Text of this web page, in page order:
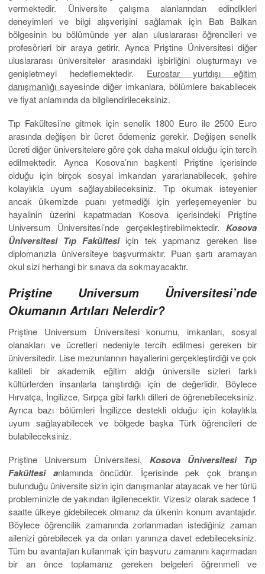
vermektedir. Üniversite çalışma alanlarından edindikleri
deneyimleri ve bilgi alışverişini sağlamak için Batı Balkan
bölgesinin bu bölümünde yer alan uluslararası öğrencileri ve
profesörleri bir araya getirir. Ayrıca Priştine Üniversitesi diğer
uluslararası üniversiteler arasındaki işbirliğini oluşturmayı ve
genişletmeyi hedeflemektedir. Eurostar yurtdışı eğitim
danışmanlığı sayesinde diğer imkanlara, bölümlere bakabilecek
ve fiyat anlamında da bilgilendirileceksiniz.
Tıp Fakültesi’ne gitmek için senelik 1800 Euro ile 2500 Euro
arasında değişen bir ücret ödemeniz gerekir. Değişen senelik
ücreti diğer üniversitelere göre çok daha makul olduğu için tercih
edilmektedir. Ayrıca Kosova’nın başkenti Priştine içerisinde
olduğu için birçok sosyal imkandan yararlanabilecek, şehire
kolaylıkla uyum sağlayabileceksiniz. Tıp okumak isteyenler
ancak ülkemizde puanı yetmediği için yerleşemeyenler bu
hayalinin üzerini kapatmadan Kosova içerisindeki Priştine
Universum Üniversitesi’nde gerçekleştirebilmektedir. Kosova
Üniversitesi Tıp Fakültesi için tek yapmanız gereken lise
diplomanızla üniversiteye başvurmaktır. Puan şartı aramayan
okul sizi herhangi bir sınava da sokmayacaktır.
Priştine Universum Üniversitesi’nde
Okumanın Artıları Nelerdir?
Priştine Universum Üniversitesi konumu, imkanları, sosyal
olanakları ve ücretleri nedeniyle tercih edilmesi gereken bir
üniversitedir. Lise mezunlarının hayallerini gerçekleştirdiği ve çok
kaliteli bir akademik eğitim aldığı üniversite sizleri farklı
kültürlerden insanlarla tanıştırdığı için de değerlidir. Böylece
Hırvatça, İngilizce, Sırpça gibi farklı dilleri de öğrenebileceksiniz.
Ayrıca bazı bölümleri İngilizce destekli olduğu için kolaylıkla
uyum sağlayabilecek ve bölgede başka Türk öğrencileri de
bulabileceksiniz.
Priştine Universum Üniversitesi, Kosova Üniversitesi Tıp
Fakültesi anlamında öncüdür. İçerisinde pek çok branşın
bulunduğu üniversite sizin için danışmanlar atayacak ve her türlü
probleminizle de yakından ilgilenecektir. Vizesiz olarak sadece 1
saatte ülkeye gidebilecek olmanız da ülkenin konum avantajıdır.
Böylece öğrencilik zamanında zorlanmadan istediğiniz zaman
ailenizi görebilecek ya da onları yanınıza davet edebileceksiniz.
Tüm bu avantajları kullanmak için başvuru zamanını kaçırmadan
bir an önce toplamanız gereken belgeleri öğrenmeli ve